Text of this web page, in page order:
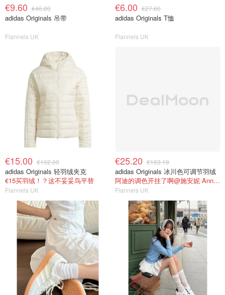
€9.60 €46.80
adidas Originals 吊带
Flannels UK
€6.00 €27.60
adidas Originals T恤
Flannels UK
€15.00 €102.00
adidas Originals 轻羽绒夹克
€15买羽绒！？这不妥妥鸟平替
Flannels UK
€25.20 €163.19
adidas Originals 冰川色可调节羽绒
阿迪的调色开挂了啊@施安妮 AnnyShi
Flannels UK